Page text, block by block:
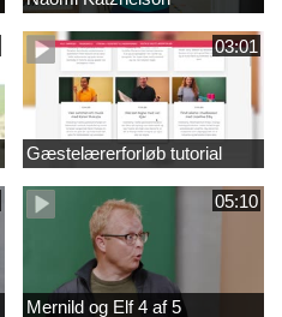
03:01
Gæstelærerforløb tutorial
05:10
Mernild og Elf 4 af 5